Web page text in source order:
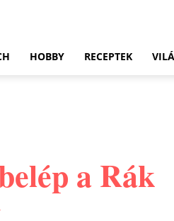
HOBBY RECEPTEK
a Rák